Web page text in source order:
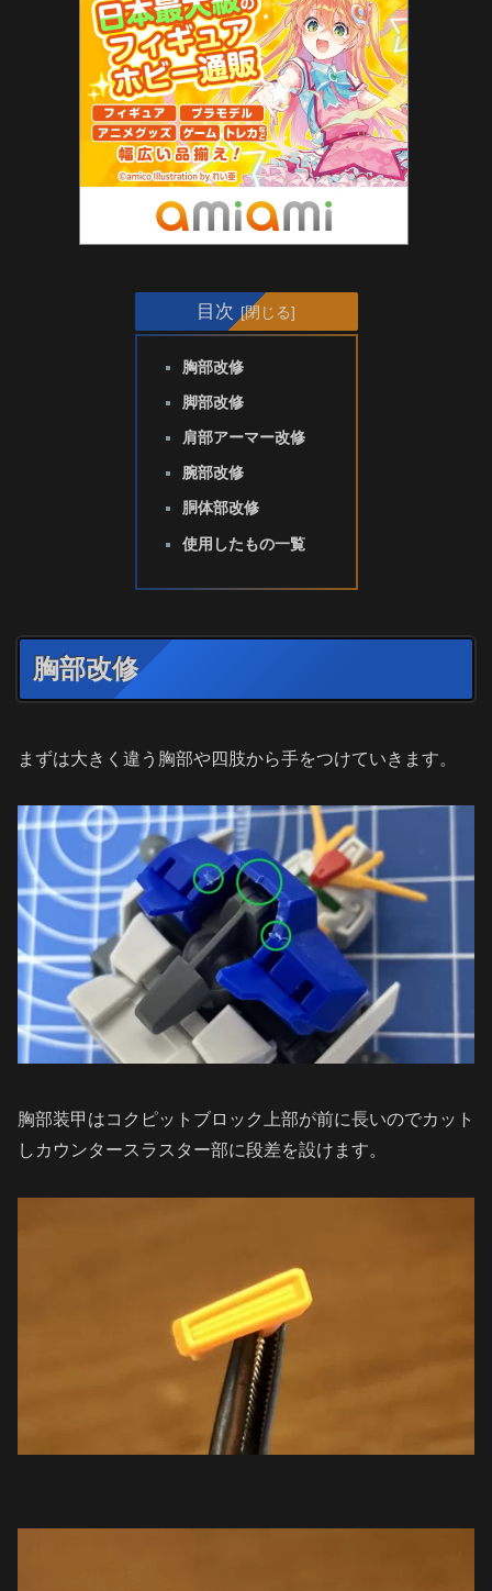
目次
胸部改修
脚部改修
肩部アーマー改修
腕部改修
胴体部改修
使用したもの一覧
胸部改修
まずは大きく違う胸部や四肢から手をつけていきます。
胸部装甲はコクピットブロック上部が前に長いのでカット
しカウンタースラスター部に段差を設けます。